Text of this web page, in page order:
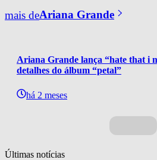
mais deAriana Grande
Ariana Grande lança “hate that i
detalhes do álbum “petal”
há 2 meses
Últimas notícias